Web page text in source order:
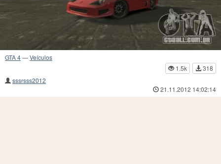
GTA 4—Veículos
1.5k
318
sssrsss2012
21.11.2012 14:02:14